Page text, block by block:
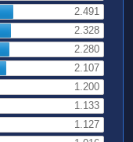
2.491
2.328
2.280
2.107
1.200
1.133
1.127